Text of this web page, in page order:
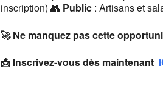
inscription) 👥 Public : Artisans et
🚀 Ne manquez pas cette
📩 Inscrivez-vous dès maintenant